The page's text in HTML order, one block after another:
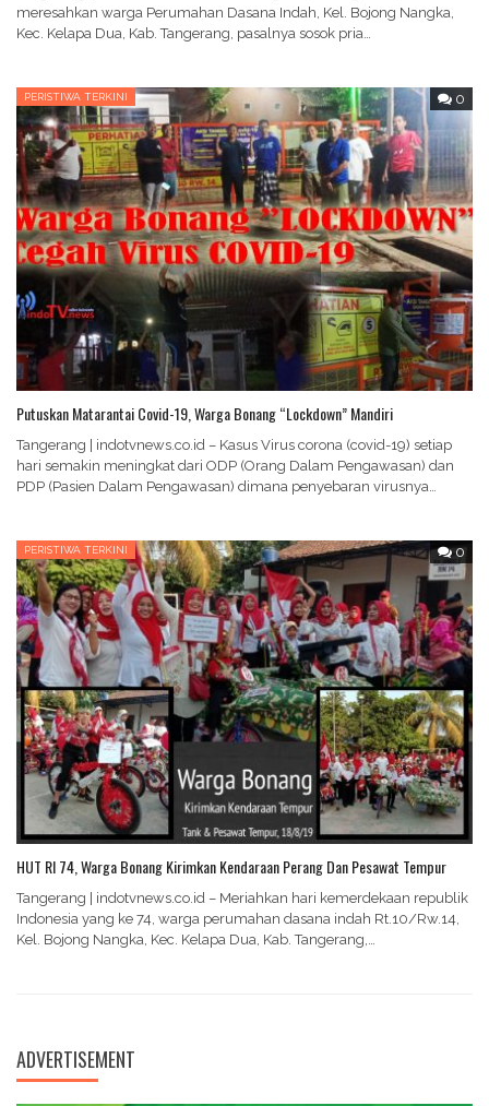
meresahkan warga Perumahan Dasana Indah, Kel. Bojong Nangka,
Kec. Kelapa Dua, Kab. Tangerang, pasalnya sosok pria…
0
PERISTIWA TERKINI
Putuskan Matarantai Covid-19, Warga Bonang “Lockdown” Mandiri
Tangerang | indotvnews.co.id – Kasus Virus corona (covid-19) setiap
hari semakin meningkat dari ODP (Orang Dalam Pengawasan) dan
PDP (Pasien Dalam Pengawasan) dimana penyebaran virusnya…
0
PERISTIWA TERKINI
HUT RI 74, Warga Bonang Kirimkan Kendaraan Perang Dan Pesawat Tempur
Tangerang | indotvnews.co.id – Meriahkan hari kemerdekaan republik
Indonesia yang ke 74, warga perumahan dasana indah Rt.10/Rw.14,
Kel. Bojong Nangka, Kec. Kelapa Dua, Kab. Tangerang,…
ADVERTISEMENT